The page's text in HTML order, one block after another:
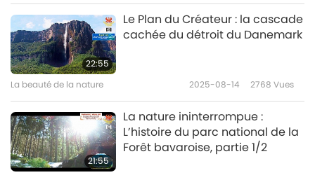
22:55
Le Plan du Créateur : la cascade
cachée du détroit du Danemark
La beauté de la nature 2025-08-14 2768 Vues
21:55
La nature ininterrompue :
L’histoire du parc national de la
Forêt bavaroise, partie 1/2